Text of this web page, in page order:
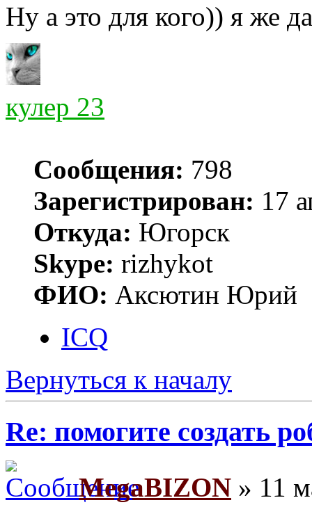
Ну а это для кого)) я же
кулер 23
Сообщения: 798
Зарегистрирован: 17
Откуда: Югорск
Skype: rizhykot
ФИО: Аксютин Юрий
ICQ
Вернуться к началу
Re: помогите создать
MegaBIZON » 11